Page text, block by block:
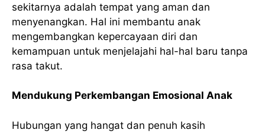
sekitarnya adalah tempat yang aman dan
menyenangkan. Hal ini membantu anak
mengembangkan kepercayaan diri dan
kemampuan untuk menjelajahi hal-hal baru tanpa
rasa takut.
Mendukung Perkembangan Emosional Anak
Hubungan yang hangat dan penuh kasih